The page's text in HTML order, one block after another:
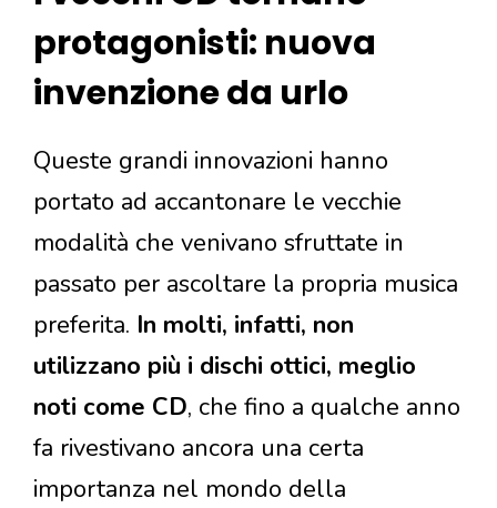
protagonisti: nuova
invenzione da urlo
Queste grandi innovazioni hanno
portato ad accantonare le vecchie
modalità che venivano sfruttate in
passato per ascoltare la propria musica
preferita. In molti, infatti, non
utilizzano più i dischi ottici, meglio
noti come CD, che fino a qualche anno
fa rivestivano ancora una certa
importanza nel mondo della